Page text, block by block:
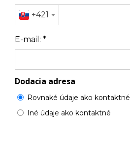
+421
E-mail: *
Dodacia adresa
Rovnaké údaje ako kontaktné
Iné údaje ako kontaktné